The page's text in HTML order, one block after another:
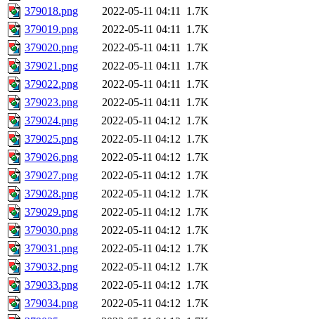
379018.png
2022-05-11 04:11 1.7K
379019.png
2022-05-11 04:11 1.7K
379020.png
2022-05-11 04:11 1.7K
379021.png
2022-05-11 04:11 1.7K
379022.png
2022-05-11 04:11 1.7K
379023.png
2022-05-11 04:11 1.7K
379024.png
2022-05-11 04:12 1.7K
379025.png
2022-05-11 04:12 1.7K
379026.png
2022-05-11 04:12 1.7K
379027.png
2022-05-11 04:12 1.7K
379028.png
2022-05-11 04:12 1.7K
379029.png
2022-05-11 04:12 1.7K
379030.png
2022-05-11 04:12 1.7K
379031.png
2022-05-11 04:12 1.7K
379032.png
2022-05-11 04:12 1.7K
379033.png
2022-05-11 04:12 1.7K
379034.png
2022-05-11 04:12 1.7K